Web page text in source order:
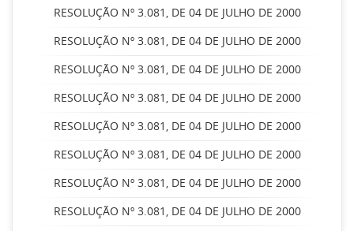
RESOLUÇÃO Nº 3.081, DE 04 DE JULHO DE 2000
RESOLUÇÃO Nº 3.081, DE 04 DE JULHO DE 2000
RESOLUÇÃO Nº 3.081, DE 04 DE JULHO DE 2000
RESOLUÇÃO Nº 3.081, DE 04 DE JULHO DE 2000
RESOLUÇÃO Nº 3.081, DE 04 DE JULHO DE 2000
RESOLUÇÃO Nº 3.081, DE 04 DE JULHO DE 2000
RESOLUÇÃO Nº 3.081, DE 04 DE JULHO DE 2000
RESOLUÇÃO Nº 3.081, DE 04 DE JULHO DE 2000